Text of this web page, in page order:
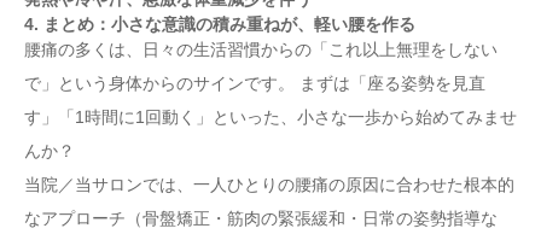
4. まとめ：小さな意識の積み重ねが、軽い腰を作る
腰痛の多くは、日々の生活習慣からの「これ以上無理をしない
で」という身体からのサインです。 まずは「座る姿勢を見直
す」「1時間に1回動く」といった、小さな一歩から始めてみませ
んか？
当院／当サロンでは、一人ひとりの腰痛の原因に合わせた根本的
なアプローチ（骨盤矯正・筋肉の緊張緩和・日常の姿勢指導な
④ 適度なウォーキング
3. 【要注意】すぐに病院へ行くべき「危険な腰痛」の
サイン
4. まとめ：小さな意識の積み重ねが、軽い腰を作る